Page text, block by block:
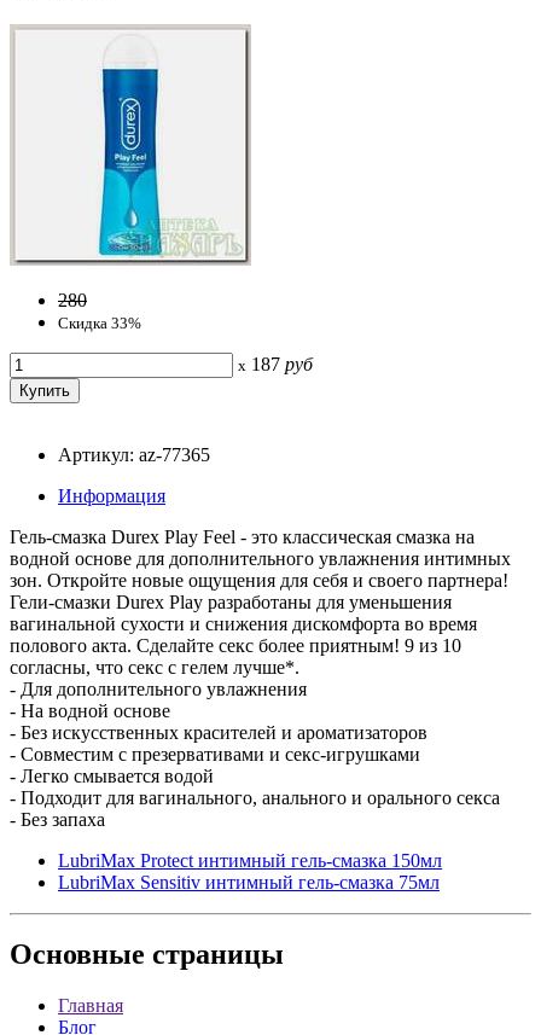
280
Скидка 33%
x 187 руб
Артикул: az-77365
Информация
Гель-смазка Durex Play Feel - это классическая смазка на
водной основе для дополнительного увлажнения интимных
зон. Откройте новые ощущения для себя и своего партнера!
Гели-смазки Durex Play разработаны для уменьшения
вагинальной сухости и снижения дискомфорта во время
полового акта. Сделайте секс более приятным! 9 из 10
согласны, что секс с гелем лучше*.
- Для дополнительного увлажнения
- На водной основе
- Без искусственных красителей и ароматизаторов
- Совместим с презервативами и секс-игрушками
- Легко смывается водой
- Подходит для вагинального, анального и орального секса
- Без запаха
LubriMax Protect интимный гель-смазка 150мл
LubriMax Sensitiv интимный гель-смазка 75мл
Основные страницы
Главная
Блог